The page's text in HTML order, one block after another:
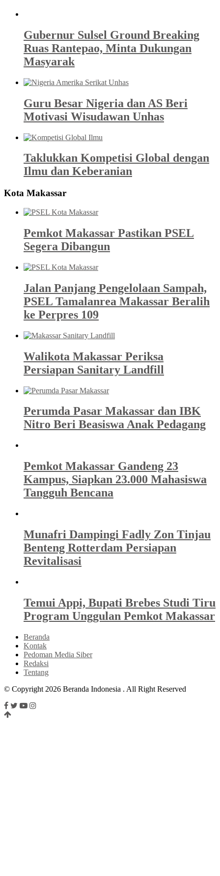
Gubernur Sulsel Ground Breaking
Ruas Rantepao, Minta Dukungan
Masyarak
Guru Besar Nigeria dan AS Beri
Motivasi Wisudawan Unhas
Taklukkan Kompetisi Global dengan
Ilmu dan Keberanian
Kota Makassar
Pemkot Makassar Pastikan PSEL
Segera Dibangun
Jalan Panjang Pengelolaan Sampah,
PSEL Tamalanrea Makassar Beralih
ke Perpres 109
Walikota Makassar Periksa
Persiapan Sanitary Landfill
Perumda Pasar Makassar dan IBK
Nitro Beri Beasiswa Anak Pedagang
Pemkot Makassar Gandeng 23
Kampus, Siapkan 23.000 Mahasiswa
Tangguh Bencana
Munafri Dampingi Fadly Zon Tinjau
Benteng Rotterdam Persiapan
Revitalisasi
Temui Appi, Bupati Brebes Studi Tiru
Program Unggulan Pemkot Makassar
Beranda
Kontak
Pedoman Media Siber
Redaksi
Tentang
© Copyright 2026 Beranda Indonesia . All Right Reserved